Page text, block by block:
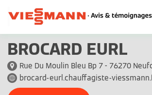
BROCARD EURL
Rue Du Moulin Bleu Bp 7 - 76270
brocard-eurl.chauffagiste-